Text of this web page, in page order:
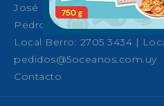
José Ellauri 558, Montevideo
Pedro Fco. Berro 1039,
Local Berro: 2705 3434 |
pedidos@5oceanos.com.uy
Contacto